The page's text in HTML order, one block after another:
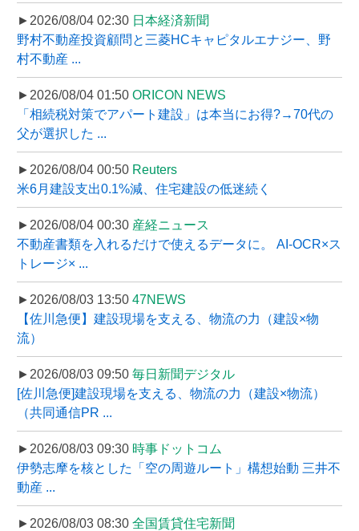
►2026/08/04 02:30 日本経済新聞
野村不動産投資顧問と三菱HCキャピタルエナジー、野
村不動産 ...
►2026/08/04 01:50 ORICON NEWS
「相続税対策でアパート建設」は本当にお得?→70代の
父が選択した ...
►2026/08/04 00:50 Reuters
米6月建設支出0.1%減、住宅建設の低迷続く
►2026/08/04 00:30 産経ニュース
不動産書類を入れるだけで使えるデータに。 AI-OCR×ス
トレージ× ...
►2026/08/03 13:50 47NEWS
【佐川急便】建設現場を支える、物流の力（建設×物
流）
►2026/08/03 09:50 毎日新聞デジタル
[佐川急便]建設現場を支える、物流の力（建設×物流）
（共同通信PR ...
►2026/08/03 09:30 時事ドットコム
伊勢志摩を核とした「空の周遊ルート」構想始動 三井不
動産 ...
►2026/08/03 08:30 全国賃貸住宅新聞